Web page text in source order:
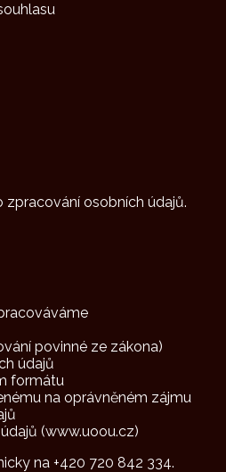
osobních údajů.
povinné ze zákona)
údajů
formátu
na oprávněném zájmu
(www.uoou.cz)
na +420 720 842 334.